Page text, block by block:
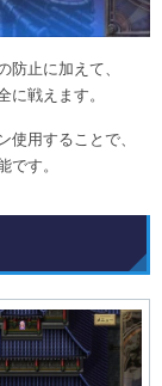
防止に加えて、
に戦えます。
使用することで、
です。